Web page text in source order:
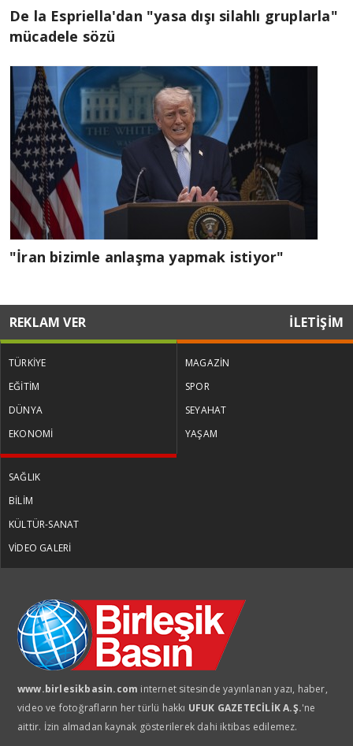
De la Espriella'dan "yasa dışı silahlı gruplarla"
mücadele sözü
"İran bizimle anlaşma yapmak istiyor"
REKLAM VER İLETİŞİM
TÜRKİYE
EĞİTİM
DÜNYA
EKONOMİ
MAGAZİN
SPOR
SEYAHAT
YAŞAM
SAĞLIK
BİLİM
KÜLTÜR-SANAT
VİDEO GALERİ
www.birlesikbasin.com internet sitesinde yayınlanan yazı, haber,
video ve fotoğrafların her türlü hakkı UFUK GAZETECİLİK A.Ş.'ne
aittir. İzin almadan kaynak gösterilerek dahi iktibas edilemez.